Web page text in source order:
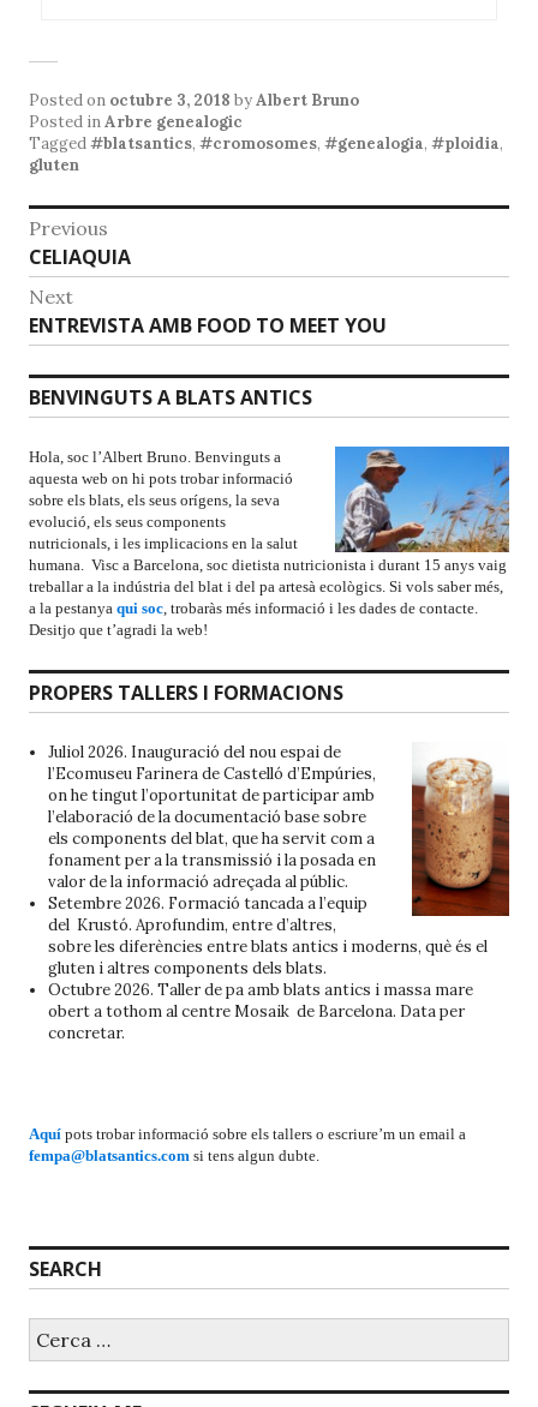
Posted on octubre 3, 2018 byAlbert Bruno
Posted inArbre genealogic
Tagged#blatsantics, #cromosomes, #genealogia, #ploidia,
gluten
Previous
CELIAQUIA
Next
ENTREVISTA AMB FOOD TO MEET YOU
BENVINGUTS A BLATS ANTICS
Hola, soc l’Albert Bruno. Benvinguts a
aquesta web on hi pots trobar informació
sobre els blats, els seus orígens, la seva
evolució, els seus components
nutricionals, i les implicacions en la salut
humana. Visc a Barcelona, soc dietista nutricionista i durant 15 anys vaig
treballar a la indústria del blat i del pa artesà ecològics. Si vols saber més,
a la pestanya qui soc , trobaràs més informació i les dades de contacte.
Desitjo que t’agradi la web!
PROPERS TALLERS I FORMACIONS
Juliol 2026. Inauguració del nou espai de
l’Ecomuseu Farinera de Castelló d’Empúries,
on he tingut l’oportunitat de participar amb
l’elaboració de la documentació base sobre
els components del blat, que ha servit com a
fonament per a la transmissió i la posada en
valor de la informació adreçada al públic.
Setembre 2026. Formació tancada a l’equip
del Krustó. Aprofundim, entre d’altres,
sobre les diferències entre blats antics i moderns, què és el
gluten i altres components dels blats.
Octubre 2026. Taller de pa amb blats antics i massa mare
obert a tothom al centre Mosaik de Barcelona. Data per
concretar.
Aquí pots trobar informació sobre els tallers o escriure’m un email a
fempa@blatsantics.com si tens algun dubte.
SEARCH